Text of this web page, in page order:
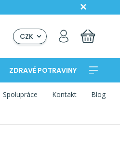
CZK
ZDRAVÉ POTRAVINY
Spolupráce Kontakt Blog